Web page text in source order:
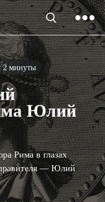
2 минуты
Юлий
Рима в глазах
правителя — Юлий